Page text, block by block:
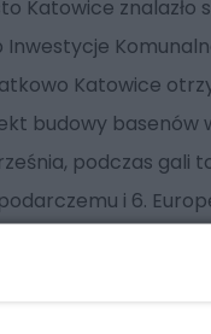
Katowice
Inwestycje
Katowice
budowy basenów
podczas gali
i 6.